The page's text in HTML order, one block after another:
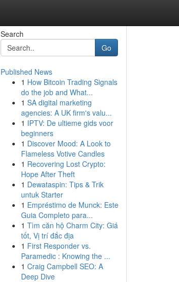
Search
Go
Published News
1 How Bitcoin Trading Signals
do the job and What...
1 SA digital marketing
agencies: A UK firm's valu...
1 IPTV: De ultieme gids voor
beginners
1 Discover Mood: A Look to
Flameless Votive Candles
1 Recovering Lost Crypto:
Hope After Theft
1 Dewataspin: Tips & Trik
untuk Starter
1 Empréstimo de Munck: Este
Guia Completo para...
1 Tìm căn hộ Charm City: Giá
tốt, Vị trí đắc địa
1 First Responder vs.
Paramedic : Knowing the ...
1 Craig Campbell SEO: A
Deep Dive